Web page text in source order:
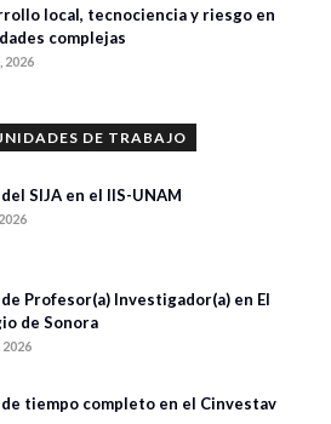
local, tecnociencia y riesgo en
complejas
2026
DE TRABAJO
SIJA en el IIS-UNAM
de Profesor(a) Investigador(a) en El
de Sonora
2026
de tiempo completo en el Cinvestav